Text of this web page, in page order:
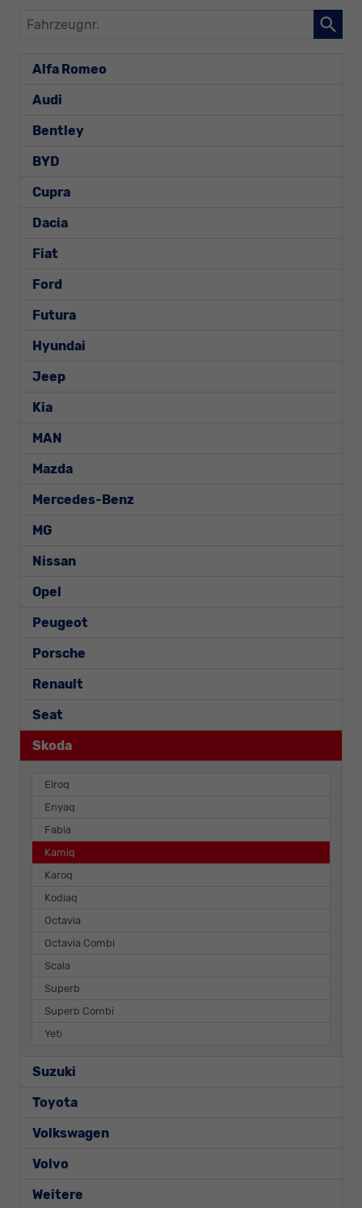
Fahrzeugnr.
Alfa Romeo
Audi
Bentley
BYD
Cupra
Dacia
Fiat
Ford
Futura
Hyundai
Jeep
Kia
MAN
Mazda
Mercedes-Benz
MG
Nissan
Opel
Peugeot
Porsche
Renault
Seat
Skoda
Elroq
Enyaq
Fabia
Kamiq
Karoq
Kodiaq
Octavia
Octavia Combi
Scala
Superb
Superb Combi
Yeti
Suzuki
Toyota
Volkswagen
Volvo
Weitere